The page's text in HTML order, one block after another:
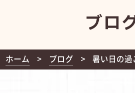
ブロ
ホーム ブログ 暑い日の